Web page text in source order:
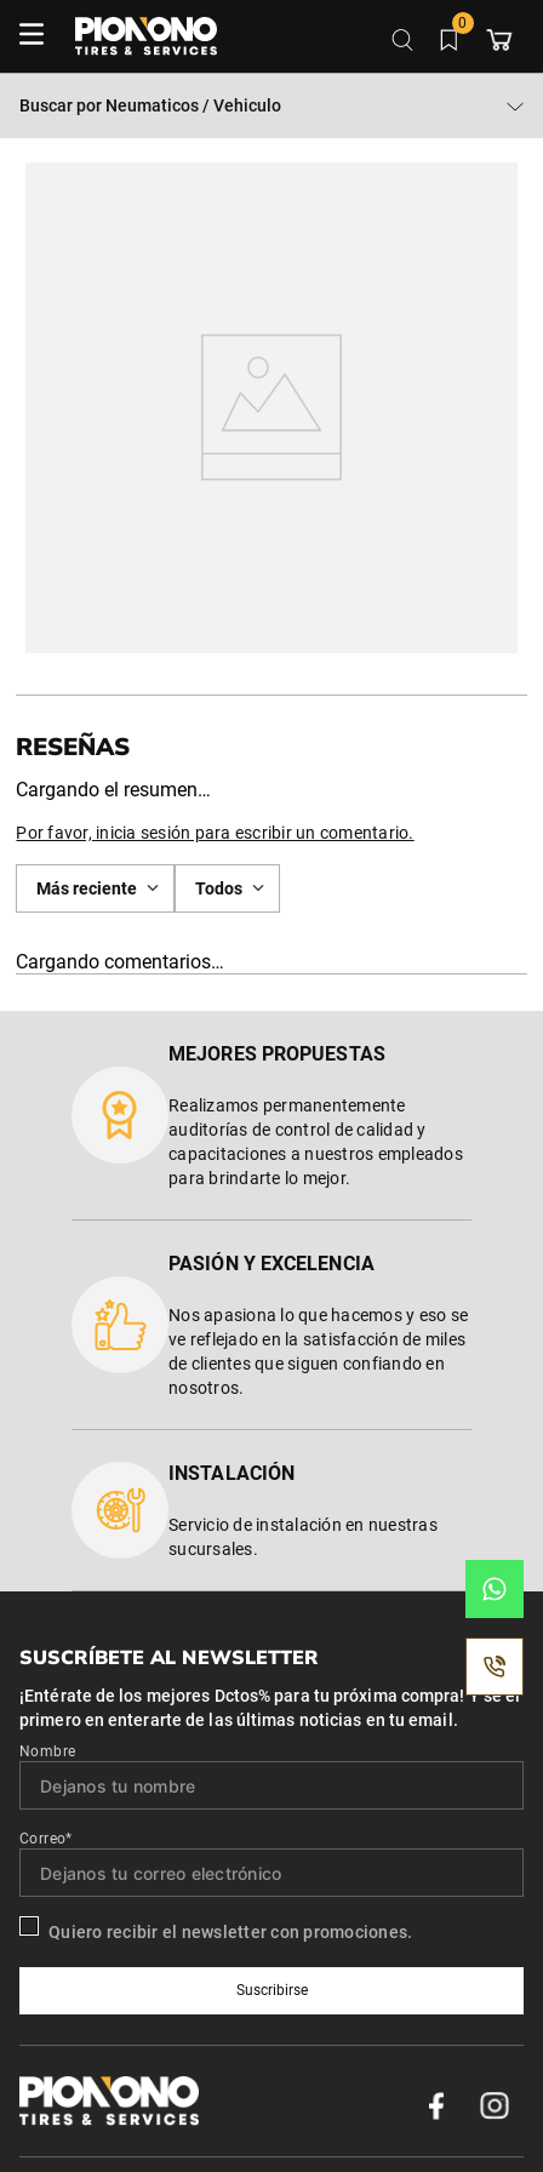
0
Buscar por Neumaticos / Vehiculo
Cargando el resumen…
Por favor, inicia sesión para escribir un comentario.
Más reciente Todos
Cargando comentarios…
MEJORES PROPUESTAS
Realizamos permanentemente
auditorías de control de calidad y
capacitaciones a nuestros empleados
para brindarte lo mejor.
PASIÓN Y EXCELENCIA
Nos apasiona lo que hacemos y eso se
ve reflejado en la satisfacción de miles
de clientes que siguen confiando en
nosotros.
INSTALACIÓN
Servicio de instalación en nuestras
sucursales.
SUSCRÍBETE AL NEWSLETTER
¡Entérate de los mejores Dctos% para tu próxima compra! Y se el
primero en enterarte de las últimas noticias en tu email.
Nombre
Correo*
Quiero recibir el newsletter con promociones.
Suscribirse